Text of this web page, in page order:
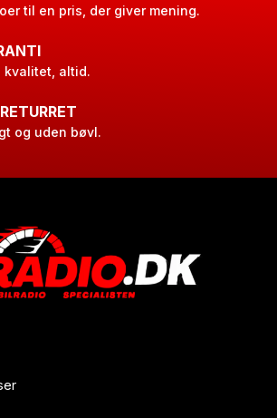
til en pris, der giver mening.
kvalitet, altid.
og uden bøvl.